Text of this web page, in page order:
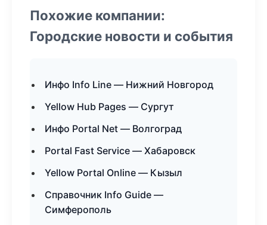
Похожие компании:
Городские новости и события
Инфо Info Line — Нижний Новгород
Yellow Hub Pages — Сургут
Инфо Portal Net — Волгоград
Portal Fast Service — Хабаровск
Yellow Portal Online — Кызыл
Справочник Info Guide —
Симферополь